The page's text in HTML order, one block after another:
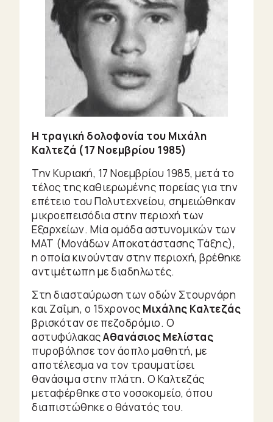
Motion
Picture
Η τραγική δολοφονία του Μιχάλη
Καλτεζά (17 Νοεμβρίου 1985)
Την Κυριακή, 17 Νοεμβρίου 1985, μετά το
τέλος της καθιερωμένης πορείας για την
επέτειο του Πολυτεχνείου, σημειώθηκαν
μικροεπεισόδια στην περιοχή των
Εξαρχείων. Μία ομάδα αστυνομικών των
ΜΑΤ (Μονάδων Αποκατάστασης Τάξης),
η οποία κινούνταν στην περιοχή, βρέθηκε
αντιμέτωπη με διαδηλωτές.
Στη διασταύρωση των οδών Στουρνάρη
και Ζαΐμη, ο 15χρονος Μιχάλης Καλτεζάς
βρισκόταν σε πεζοδρόμιο. Ο
αστυφύλακαςΑθανάσιος Μελίστας
πυροβόλησε τον άοπλο μαθητή, με
αποτέλεσμα να τον τραυματίσει
θανάσιμα στην πλάτη. Ο Καλτεζάς
μεταφέρθηκε στο νοσοκομείο, όπου
διαπιστώθηκε ο θάνατός του.